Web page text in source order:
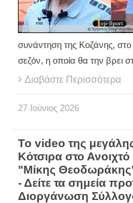
συνάντηση της Κοζάνης,
σεζόν, η οποία θα την βρει
Διαβάστε Περισσότερα
27 Ιούνιος 2026
Το video της
Κότσιρα στο
"Μίκης
- Δείτε τα σημεία
Διοργάνωση